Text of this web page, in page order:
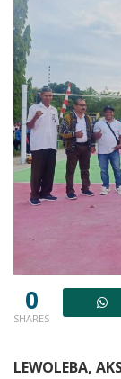
0
SHARES
LEWOLEBA,